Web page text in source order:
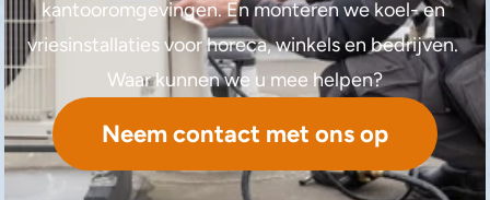
kantooromgevingen. En monteren we koel- en
vriesinstallaties voor horeca, winkels en bedrijven.
Waar kunnen we u mee helpen?
Neem contact met ons op